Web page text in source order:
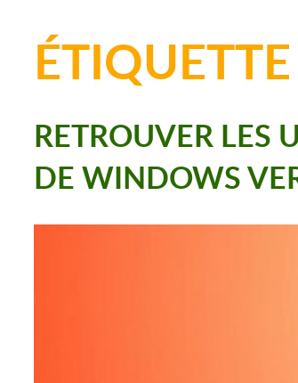
RETROUVER LES
DE WINDOWS